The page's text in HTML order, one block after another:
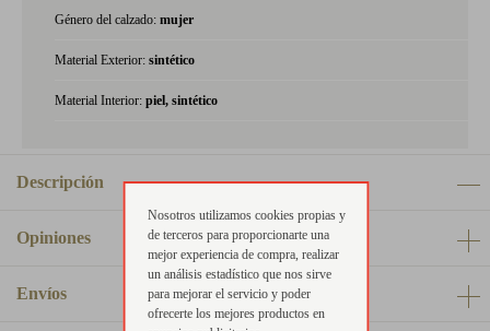
Género del calzado: mujer
Material Exterior: sintético
Material Interior: piel, sintético
Descripción
Opiniones
Envíos
Nosotros utilizamos cookies propias y
de terceros para proporcionarte una
mejor experiencia de compra, realizar
un análisis estadístico que nos sirve
para mejorar el servicio y poder
ofrecerte los mejores productos en